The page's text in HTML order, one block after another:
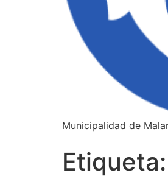
Municipalidad de
Etiqueta: